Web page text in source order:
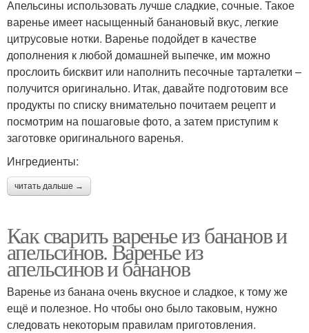
Апельсины использовать лучше сладкие, сочные. Такое
варенье имеет насыщенный банановый вкус, легкие
цитрусовые нотки. Варенье подойдет в качестве
дополнения к любой домашней выпечке, им можно
прослоить бисквит или наполнить песочные тарталетки –
получится оригинально. Итак, давайте подготовим все
продукты по списку внимательно почитаем рецепт и
посмотрим на пошаговые фото, а затем приступим к
заготовке оригинального варенья.
Ингредиенты:
читать дальше →
Как сварить варенье из бананов и
апельсинов. Варенье из
апельсинов и бананов
Варенье из банана очень вкусное и сладкое, к тому же
ещё и полезное. Но чтобы оно было таковым, нужно
следовать некоторым правилам приготовления.